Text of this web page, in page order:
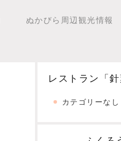
ぬかびら周辺観光情報
レストラン「
カテゴリーなし